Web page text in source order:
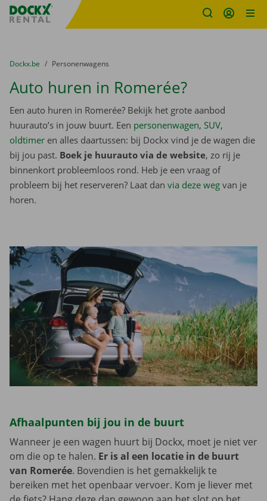
Fratello DEMO
U bevindt zich hier:
van
Dockx.be naar
Personenwagens
Auto huren in Romerée?
Een auto huren in Romerée? Bekijk het grote aanbod
huurauto’s in jouw buurt. Een personenwagen, SUV,
oldtimer en alles daartussen: bij Dockx vind je de wagen die
bij jou past. Boek je huurauto via de website, zo rij je
binnenkort probleemloos rond. Heb je een vraag of
probleem bij het reserveren? Laat dan via deze weg van je
horen.
Afhaalpunten bij jou in de buurt
Wanneer je een wagen huurt bij Dockx, moet je niet ver
om die op te halen. Er is al een locatie in de buurt
van Romerée. Bovendien is het gemakkelijk te
bereiken met het openbaar vervoer. Kom je liever met